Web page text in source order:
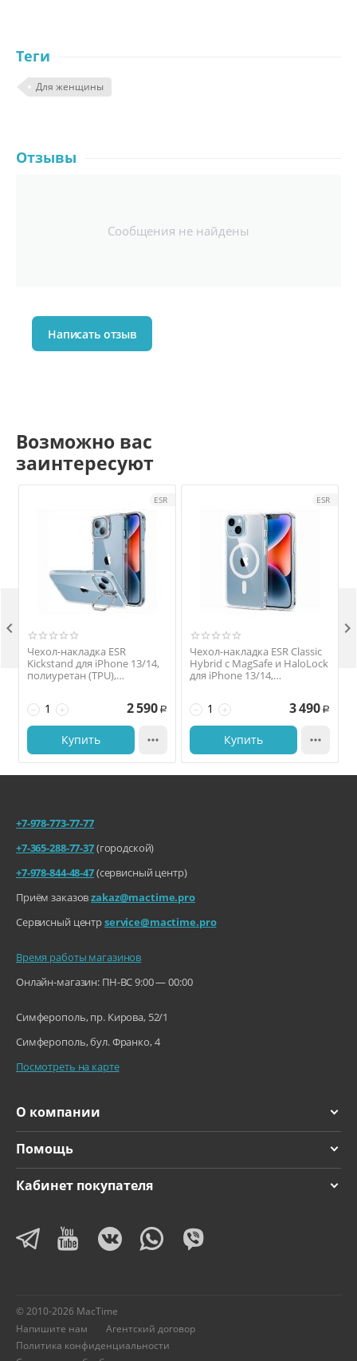
Теги
Для женщины
Отзывы
Сообщения не найдены
Написать отзыв
Возможно вас
заинтересуют
ESR
Чехол-накладка ESR
Kickstand для iPhone 13/14,
полиуретан (TPU),
+
− 2 590 Р
Купить 
ESR
Чехол-накладка ESR Classic
Hybrid с MagSafe и HaloLock
для iPhone 13/14,
+
− 3 490 Р
Купить 
 
О компании
Помощь
Кабинет покупателя
+7-978-773-77-77
+7-365-288-77-37(городской)
+7-978-844-48-47(сервисный центр)
Приём заказовzakaz@mactime.pro
Сервисный центрservice@mactime.pro
Время работы магазинов
Онлайн-магазин: ПН-ВС 9:00 — 00:00
Симферополь, пр. Кирова, 52/1
Симферополь, бул. Франко, 4
Посмотреть на карте
© 2010-2026 MacTime
Напишите нам
Агентский договор
Политика конфиденциальности